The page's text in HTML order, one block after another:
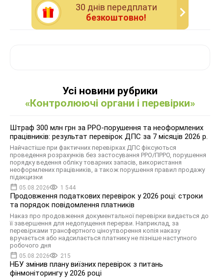
30 днiв передплати
безкоштовно!
Усі новини рубрики
«Контролюючі органи і перевірки»
Штраф 300 млн грн за РРО-порушення та неоформлених
працівників: результат перевірок ДПС за 7 місяців 2026 р.
Найчастіше при фактичних перевірках ДПС фіксуються
проведення розрахунків без застосування РРО/ПРРО, порушення
порядку ведення обліку товарних запасів, використання
неоформлених працівників, а також порушення правил продажу
підакцизки
05.08.2026 1 544
Продовження податкових перевірок у 2026 році: строки
та порядок повідомлення платників
Наказ про продовження документальної перевірки видається до
її завершення для недопущення перерви. Наприклад, за
перевірками трансфертного ціноутворення копія наказу
вручається або надсилається платнику не пізніше наступного
робочого дня
05.08.2026 215
НБУ змінив плану виїзних перевірок з питань
фінмоніторингу у 2026 році